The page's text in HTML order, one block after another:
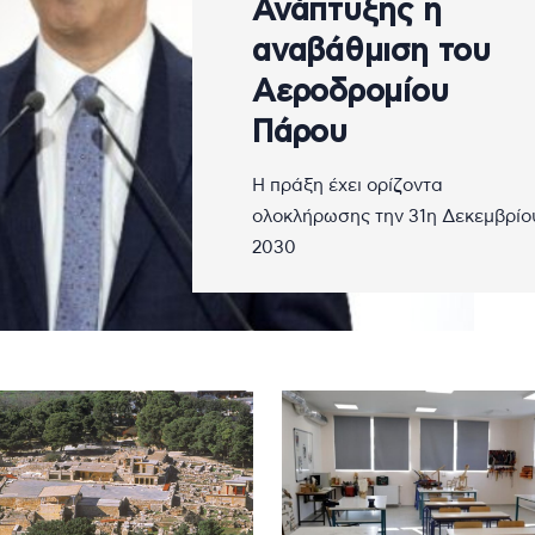
Ανάπτυξης η
αναβάθμιση του
Αεροδρομίου
Πάρου
Η πράξη έχει ορίζοντα
ολοκλήρωσης την 31η
2030